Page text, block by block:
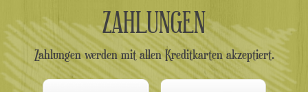
ZAHLUNGEN
Zahlungen werden mit allen Kreditkarten akzeptiert.